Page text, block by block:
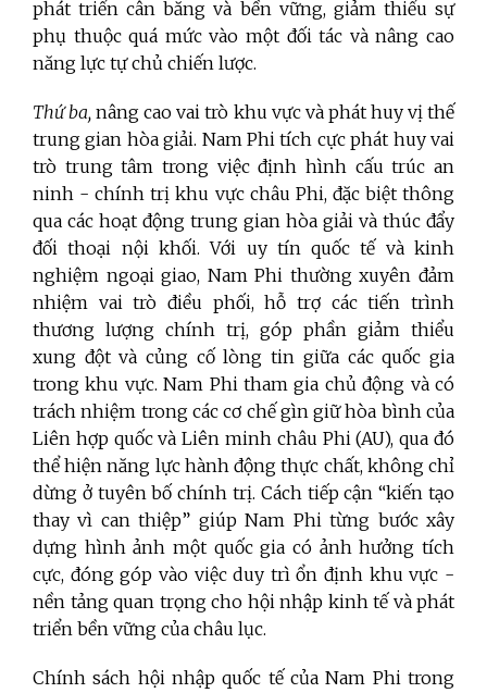
phát triển cân bằng và bền vững, giảm thiểu sự
phụ thuộc quá mức vào một đối tác và nâng cao
năng lực tự chủ chiến lược.
Thứ ba, nâng cao vai trò khu vực và phát huy vị thế
trung gian hòa giải. Nam Phi tích cực phát huy vai
trò trung tâm trong việc định hình cấu trúc an
ninh - chính trị khu vực châu Phi, đặc biệt thông
qua các hoạt động trung gian hòa giải và thúc đẩy
đối thoại nội khối. Với uy tín quốc tế và kinh
nghiệm ngoại giao, Nam Phi thường xuyên đảm
nhiệm vai trò điều phối, hỗ trợ các tiến trình
thương lượng chính trị, góp phần giảm thiểu
xung đột và củng cố lòng tin giữa các quốc gia
trong khu vực. Nam Phi tham gia chủ động và có
trách nhiệm trong các cơ chế gìn giữ hòa bình của
Liên hợp quốc và Liên minh châu Phi (AU), qua đó
thể hiện năng lực hành động thực chất, không chỉ
dừng ở tuyên bố chính trị. Cách tiếp cận “kiến tạo
thay vì can thiệp” giúp Nam Phi từng bước xây
dựng hình ảnh một quốc gia có ảnh hưởng tích
cực, đóng góp vào việc duy trì ổn định khu vực -
nền tảng quan trọng cho hội nhập kinh tế và phát
triển bền vững của châu lục.
Chính sách hội nhập quốc tế của Nam Phi trong